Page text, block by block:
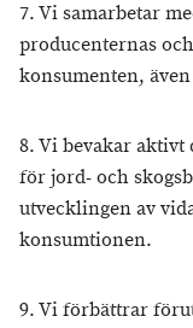
7. Vi samarbetar
producenternas
konsumenten,
8. Vi bevakar
för jord- och
utvecklingen av
konsumtionen.
9. Vi förbättrar